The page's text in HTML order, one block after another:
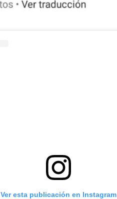
Ver esta publicación en Instagram